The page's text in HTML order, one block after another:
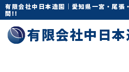
有限会社中日本造園｜愛知県一宮・尾張
問!!
有限会社中日本